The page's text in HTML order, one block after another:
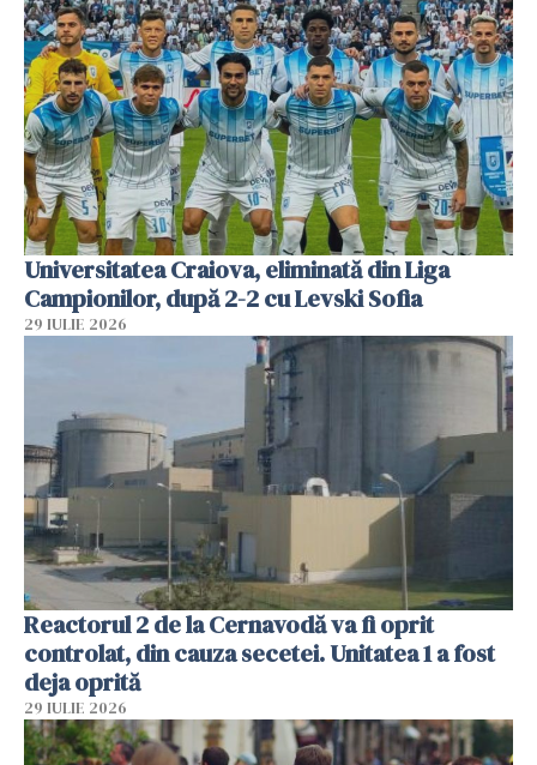
Universitatea Craiova, eliminată din Liga
Campionilor, după 2-2 cu Levski Sofia
29 IULIE 2026
Reactorul 2 de la Cernavodă va fi oprit
controlat, din cauza secetei. Unitatea 1 a fost
deja oprită
29 IULIE 2026